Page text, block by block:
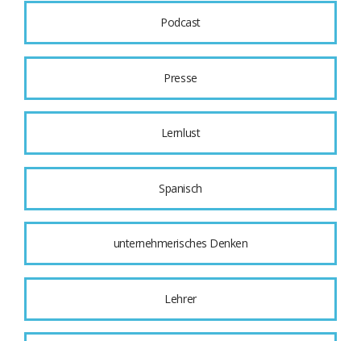
Podcast
Presse
Lernlust
Spanisch
unternehmerisches Denken
Lehrer